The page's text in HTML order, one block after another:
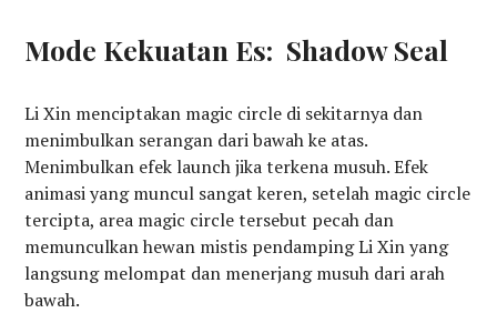
Mode Kekuatan Es: Shadow Seal
Li Xin menciptakan magic circle di sekitarnya dan
menimbulkan serangan dari bawah ke atas.
Menimbulkan efek launch jika terkena musuh. Efek
animasi yang muncul sangat keren, setelah magic circle
tercipta, area magic circle tersebut pecah dan
memunculkan hewan mistis pendamping Li Xin yang
langsung melompat dan menerjang musuh dari arah
bawah.